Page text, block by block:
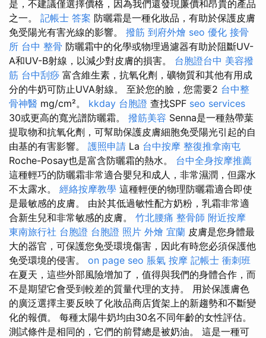
是，不建議僅選擇價格，因為我們還發現廉價和昂貴的產品
之一。 記帳士 答案 防曬霜是一種化妝品，有助於保護皮膚
免受陽光有害光線的影響。 撥筋 到府外燴 seo 優化 接骨
所 台中 整骨 防曬霜中的化學或物理過濾器有助於阻斷​​UV-
A和UV-B射線，以減少對皮膚的損害。 台胞證台中 美容撥
筋 台中刮痧 富含維生素，抗氧化劑，礦物質和其他有用成
分的牛奶可防止UVA射線。 至於您的臉，您需要2 台中整
骨神醫 mg/cm²。 kkday 台胞證 查找SPF seo services
30或更高的寬光譜防曬霜。 撥筋美容 Senna是一種熱帶葉
提取物和抗氧化劑，可幫助保護皮膚細胞免受陽光引起的自
由基的有害影響。 護照申請 La 台中按摩 整復推拿南屯
Roche-Posay也是富含防曬霜的熱水。 台中全身按摩推薦
這種輕巧的防曬霜非常適合嬰兒和成人，非常濕潤，但露水
不太露水。 經絡按摩教學 這種輕便的物理防曬霜適合即使
是最敏感的皮膚。 由於其低過敏性配方奶粉，乳霜非常適
合新生兒和非常敏感的皮膚。 竹北腰痛 整骨師 附近按摩
東南旅行社 台胞證 台胞證 照片 外燴 宜蘭 皮膚是您身體最
大的器官，可保護您免受環境傷害，因此有時您必須保護他
免受環境的侵害。 on page seo 脹氣 按摩 記帳士 衝刺班
在夏天，這些外部風險增加了，值得與我們的身體合作，而
不是期望它會受到較差的質量代理的支持。 用於保護膚色
的廣泛選擇主要反映了化妝品商店貨架上的新趨勢和不斷變
化的報價。 每種太陽牛奶均由30​​名不同年齡的女性評估。
測試條件是相同的，它們的前臂總是被奶油。 這是一種可